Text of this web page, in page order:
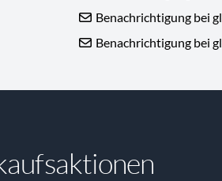
Benachrichtigung bei
Benachrichtigung bei